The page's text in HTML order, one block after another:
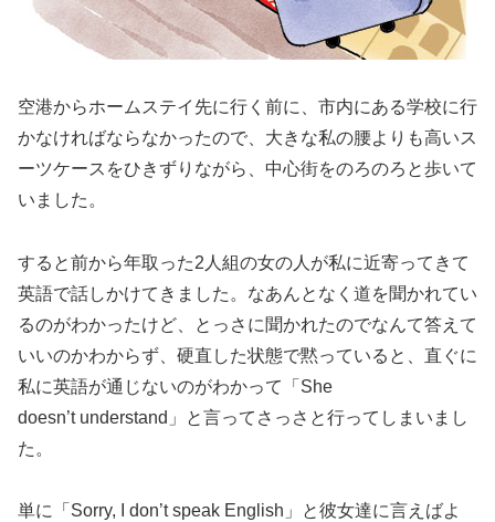
空港からホームステイ先に行く前に、市内にある学校に行
かなければならなかったので、大きな私の腰よりも高いス
ーツケースをひきずりながら、中心街をのろのろと歩いて
いました。
すると前から年取った2人組の女の人が私に近寄ってきて
英語で話しかけてきました。なあんとなく道を聞かれてい
るのがわかったけど、とっさに聞かれたのでなんて答えて
いいのかわからず、硬直した状態で黙っていると、直ぐに
私に英語が通じないのがわかって「She
doesn’t understand」と言ってさっさと行ってしまいまし
た。
単に「Sorry, I don’t speak English」と彼女達に言えばよ